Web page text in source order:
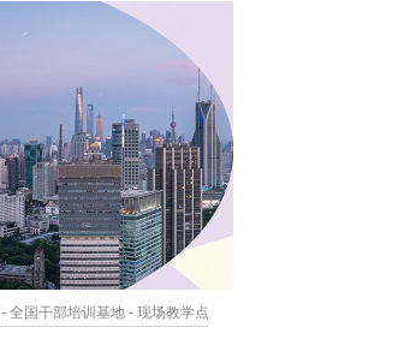
- 全国干部培训基地 - 现场教学点